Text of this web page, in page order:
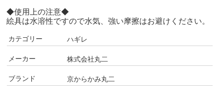
◆使用上の注意◆
絵具は水溶性ですので水気、強い摩擦はお避けください。
カテゴリー ハギレ
メーカー 株式会社丸二
ブランド 京からかみ丸二